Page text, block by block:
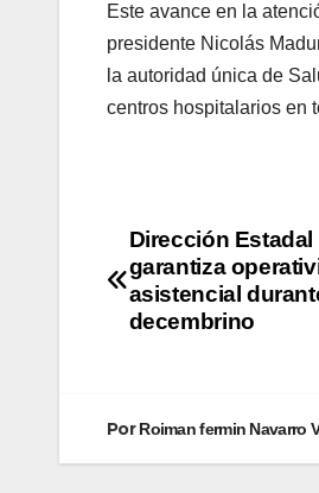
Este avance en la
presidente Nicolás
la autoridad única de
centros hospitalarios en
Dirección
garantiza
asistencial
decembrino
PorRoiman fermin Navarro